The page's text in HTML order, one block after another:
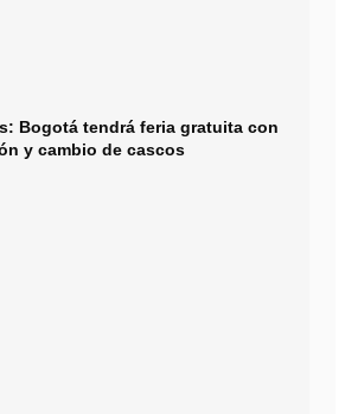
Bogotá tendrá feria gratuita con
y cambio de cascos